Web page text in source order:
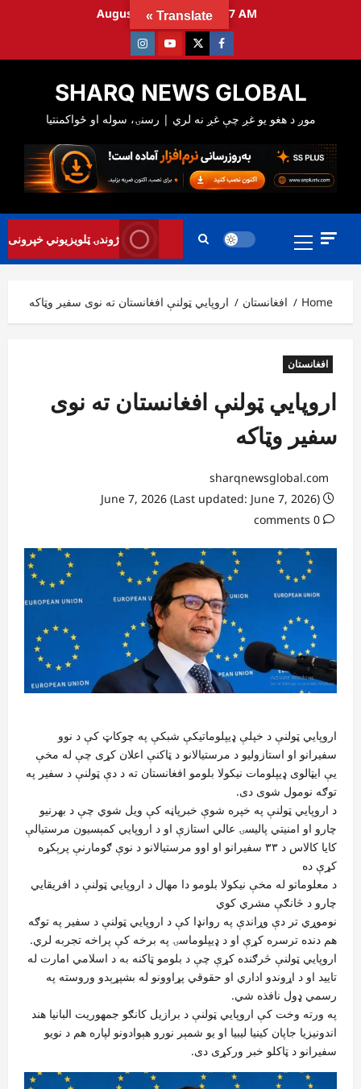
August 9, 2026 11:23:08 AM
Facebook
Twitter
Youtube
Instagram
SHARQ NEWS GLOBAL
Primary
ژوندۍ ټلویزیوني خپرونی
Home افغانستان اروپايي ټولنې افغانستان ته نوی سفیر وټاکه
افغانستان
اروپايي ټولنې افغانستان ته نوی
سفیر وټاکه
sharqnewsglobal.com
0 comments
اروپايي ټولنې د خپلې ډیپلوماتیکې شبکې په چوکاټ کې د نوو
سفیرانو او استازولیو د مرستیالانو د ټاکنې اعلان کړی چې له مخې
یې ایټالوی ډیپلومات نیکولا بلومو افغانستان ته د دې ټولنې د سفیر په
توګه نومول شوی دی.
د اروپايي ټولنې په خپره شوې خبرپاڼه کې ویل شوي چې د بهرنیو
چارو او امنیتي پالیسۍ عالي استازې او د اروپايي کمېسیون مرستیالې
کایا کالاس د ۳۳ سفیرانو او اوو مرستیالانو د نوې ګومارنې پرېکړه
کړې ده
د معلوماتو له مخې نیکولا بلومو دا مهال د اروپايي ټولنې د افریقايي
چارو د څانګې مشري کوي
نوموړي تر دې وړاندې په روانډا کې د اروپايي ټولنې د سفیر په توګه
هم دنده ترسره کړې او د ډیپلوماسۍ په برخه کې پراخه تجربه لري.
اروپايي ټولنې څرګنده کړې چې د بلومو ټاکنه به د اسلامي امارت له
تایید او د اړوندو اداري او حقوقي پړاوونو له بشپړېدو وروسته په
رسمي ډول نافذه شي.
په ورته وخت کې اروپايي ټولنې د برازیل کانګو جمهوریت البانیا هند
اندونیزیا جاپان کینیا لیبیا او یو شمېر نورو هېوادونو لپاره هم د نویو
سفیرانو د ټاکلو خبر ورکړی دی.
Translate »